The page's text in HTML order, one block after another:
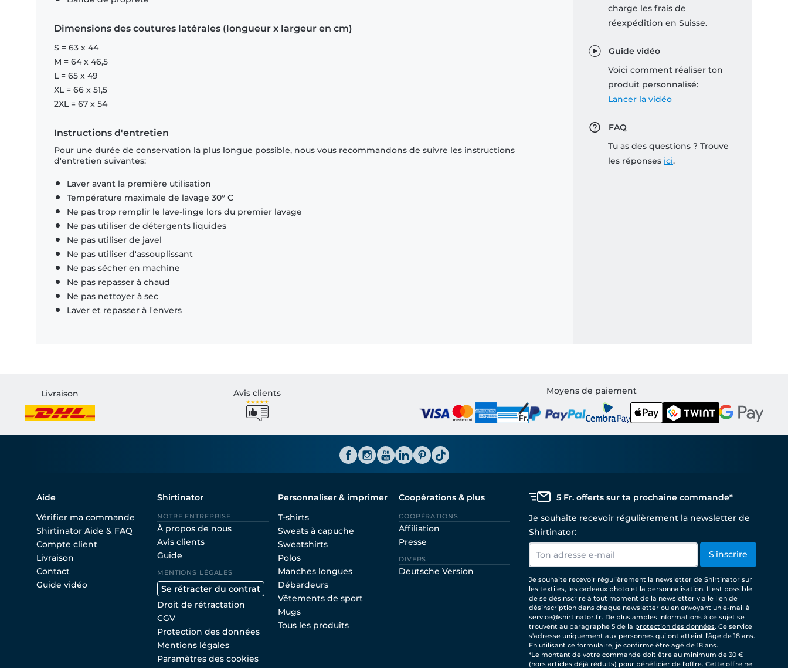
Dimensions des coutures latérales (longueur x largeur en cm)
S = 63 x 44
M = 64 x 46,5
L = 65 x 49
XL = 66 x 51,5
2XL = 67 x 54
Instructions d'entretien
Pour une durée de conservation la plus longue possible, nous vous recommandons de suivre les instructions
d'entretien suivantes:
Laver avant la première utilisation
Température maximale de lavage 30° C
Ne pas trop remplir le lave-linge lors du premier lavage
Ne pas utiliser de détergents liquides
Ne pas utiliser de javel
Ne pas utiliser d'assouplissant
Ne pas sécher en machine
Ne pas repasser à chaud
Ne pas nettoyer à sec
Laver et repasser à l'envers
charge les frais de
réexpédition en Suisse.
Guide vidéo
Voici comment réaliser ton
produit personnalisé:
Lancer la vidéo
FAQ
Tu as des questions ? Trouve
les réponses ici.
Livraison Avis clients Moyens de paiement
Aide
Vérifier ma commande
Shirtinator Aide & FAQ
Compte client
Livraison
Contact
Guide vidéo
Shirtinator
NOTRE ENTREPRISE
À propos de nous
Avis clients
Guide
MENTIONS LÉGALES
Se rétracter du contrat
Droit de rétractation
CGV
Protection des données
Mentions légales
Paramètres des cookies
Personnaliser & imprimer
T-shirts
Sweats à capuche
Sweatshirts
Polos
Manches longues
Débardeurs
Vêtements de sport
Mugs
Tous les produits
Coopérations & plus
COOPÈRATIONS
Affiliation
Presse
DIVERS
Deutsche Version
5 Fr. offerts sur ta prochaine commande*
Je souhaite recevoir régulièrement la newsletter de
Shirtinator:
S'inscrire
Je souhaite recevoir régulièrement la newsletter de Shirtinator sur
les textiles, les cadeaux photo et la personnalisation. Il est possible
de se désinscrire à tout moment de la newsletter via le lien de
désinscription dans chaque newsletter ou en envoyant un e-mail à
service@shirtinator.fr. De plus amples informations à ce sujet se
trouvent au paragraphe 5 de la protection des données. Ce service
s'adresse uniquement aux personnes qui ont atteint l'âge de 18 ans.
En utilisant ce formulaire, je confirme être agé de 18 ans.
*Le montant de votre commande doit être au minimum de 30 €
(hors articles déjà réduits) pour bénéficier de l'offre. Cette offre ne